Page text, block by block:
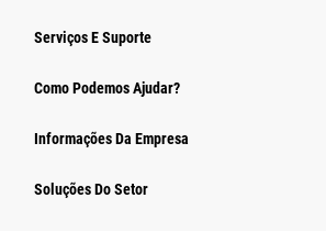
Serviços E Suporte
Como Podemos Ajudar?
Informações Da Empresa
Soluções Do Setor